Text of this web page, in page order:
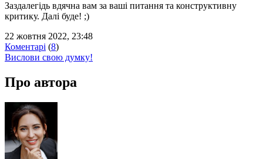
Заздалегідь вдячна вам за ваші питання та конструктивну
критику. Далі буде! ;)
22 жовтня 2022, 23:48
Коментарі (8)
Вислови свою думку!
Про автора